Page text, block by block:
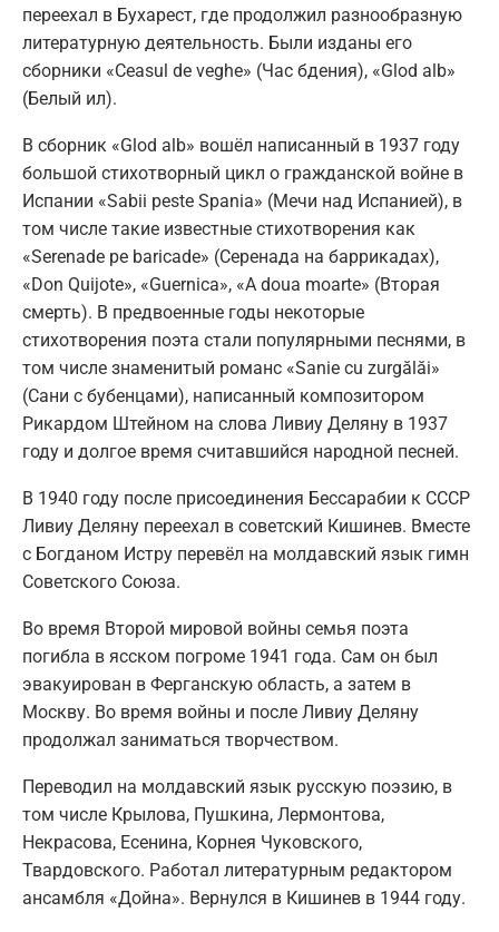
переехал в Бухарест, где продолжил разнообразную
литературную деятельность. Были изданы его
сборники «Ceasul de veghe» (Час бдения), «Glod alb»
(Белый ил).
В сборник «Glod alb» вошёл написанный в 1937 году
большой стихотворный цикл о гражданской войне в
Испании «Sabii peste Spania» (Мечи над Испанией), в
том числе такие известные стихотворения как
«Serenade pe baricade» (Серенада на баррикадах),
«Don Quijote», «Guernica», «A doua moarte» (Вторая
смерть). В предвоенные годы некоторые
стихотворения поэта стали популярными песнями, в
том числе знаменитый романс «Sanie cu zurgălăi»
(Сани с бубенцами), написанный композитором
Рикардом Штейном на слова Ливиу Деляну в 1937
году и долгое время считавшийся народной песней.
В 1940 году после присоединения Бессарабии к СССР
Ливиу Деляну переехал в советский Кишинев. Вместе
с Богданом Истру перевёл на молдавский язык гимн
Советского Союза.
Во время Второй мировой войны семья поэта
погибла в ясском погроме 1941 года. Сам он был
эвакуирован в Ферганскую область, а затем в
Москву. Во время войны и после Ливиу Деляну
продолжал заниматься творчеством.
Переводил на молдавский язык русскую поэзию, в
том числе Крылова, Пушкина, Лермонтова,
Некрасова, Есенина, Корнея Чуковского,
Твардовского. Работал литературным редактором
ансамбля «Дойна». Вернулся в Кишинев в 1944 году.